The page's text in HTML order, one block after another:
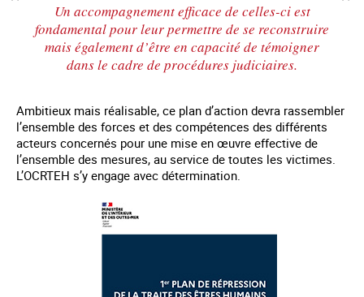
Un accompagnement efficace de celles-ci est
fondamental pour leur permettre de se reconstruire
mais également d’être en capacité de témoigner
dans le cadre de procédures judiciaires.
Ambitieux mais réalisable, ce plan d’action devra rassembler
l’ensemble des forces et des compétences des différents
acteurs concernés pour une mise en œuvre effective de
l’ensemble des mesures, au service de toutes les victimes.
L’OCRTEH s’y engage avec détermination.